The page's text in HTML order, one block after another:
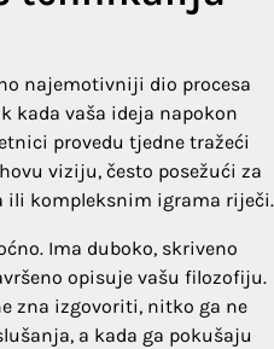
najemotivniji dio procesa
kada vaša ideja napokon
provedu tjedne tražeći
viziju, često posežući za
kompleksnim igrama riječi.
Ima duboko, skriveno
opisuje vašu filozofiju.
zna izgovoriti, nitko ga ne
a kada ga pokušaju